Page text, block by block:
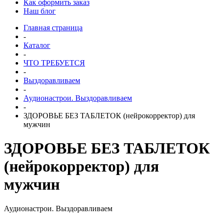
Как оформить заказ
Наш блог
Главная страница
-
Каталог
-
ЧТО ТРЕБУЕТСЯ
-
Выздоравливаем
-
Аудионастрои. Выздоравливаем
-
ЗДОРОВЬЕ БЕЗ ТАБЛЕТОК (нейрокорректор) для
мужчин
ЗДОРОВЬЕ БЕЗ ТАБЛЕТОК
(нейрокорректор) для
мужчин
Аудионастрои. Выздоравливаем